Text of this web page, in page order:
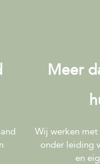
Meer
Wij werken
onder leiding
en